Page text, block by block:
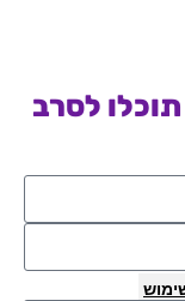
לסרב